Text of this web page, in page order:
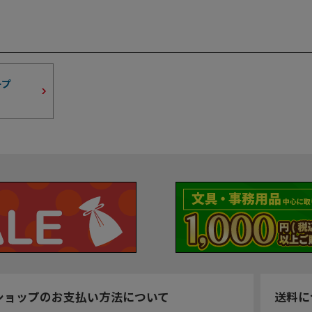
ップのお支払い方法について 送料